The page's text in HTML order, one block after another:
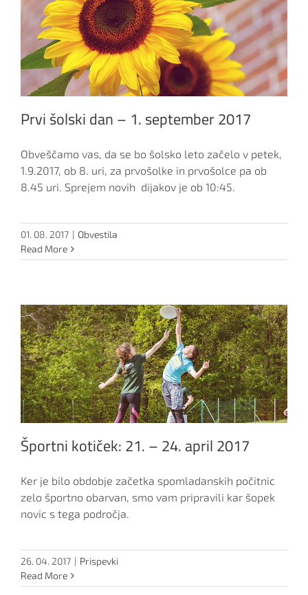
Prvi šolski dan – 1. september 2017
Obveščamo vas, da se bo šolsko leto začelo v petek,
1.9.2017, ob 8. uri, za prvošolke in prvošolce pa ob
8.45 uri. Sprejem novih dijakov je ob 10:45.
01. 08. 2017
Obvestila
Read More
Športni kotiček: 21. – 24. april 2017
Ker je bilo obdobje začetka spomladanskih počitnic
zelo športno obarvan, smo vam pripravili kar šopek
novic s tega področja.
26. 04. 2017 | Prispevki
Read More